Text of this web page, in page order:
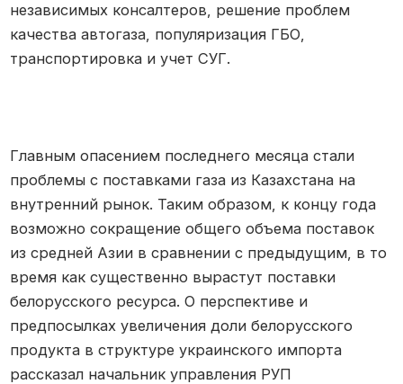
независимых консалтеров, решение проблем
качества автогаза, популяризация ГБО,
транспортировка и учет СУГ.
Главным опасением последнего месяца стали
проблемы с поставками газа из Казахстана на
внутренний рынок. Таким образом, к концу года
возможно сокращение общего объема поставок
из средней Азии в сравнении с предыдущим, в то
время как существенно вырастут поставки
белорусского ресурса. О перспективе и
предпосылках увеличения доли белорусского
продукта в структуре украинского импорта
рассказал начальник управления РУП